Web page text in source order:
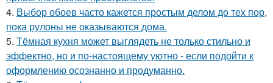
4. Выбор обоев часто кажется простым делом до тех пор,
пока рулоны не оказываются дома.
5. Тёмная кухня может выглядеть не только стильно и
эффектно, но и по-настоящему уютно - если подойти к
оформлению осознанно и продуманно.